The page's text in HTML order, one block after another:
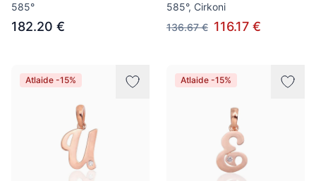
585°
182.20 €
585°, Cirkoni
136.67 € 116.17 €
Atlaide -15% Atlaide -15%